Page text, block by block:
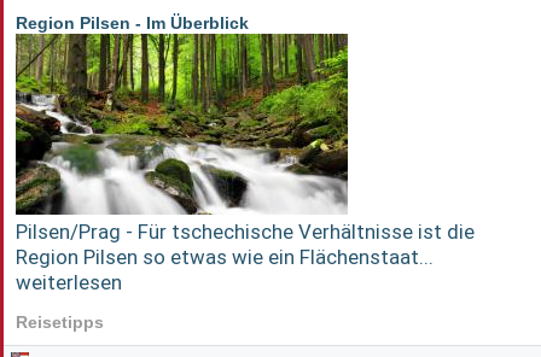
Region Pilsen - Im Überblick
Pilsen/Prag - Für tschechische Verhältnisse ist die
Region Pilsen so etwas wie ein Flächenstaat...
weiterlesen
Reisetipps